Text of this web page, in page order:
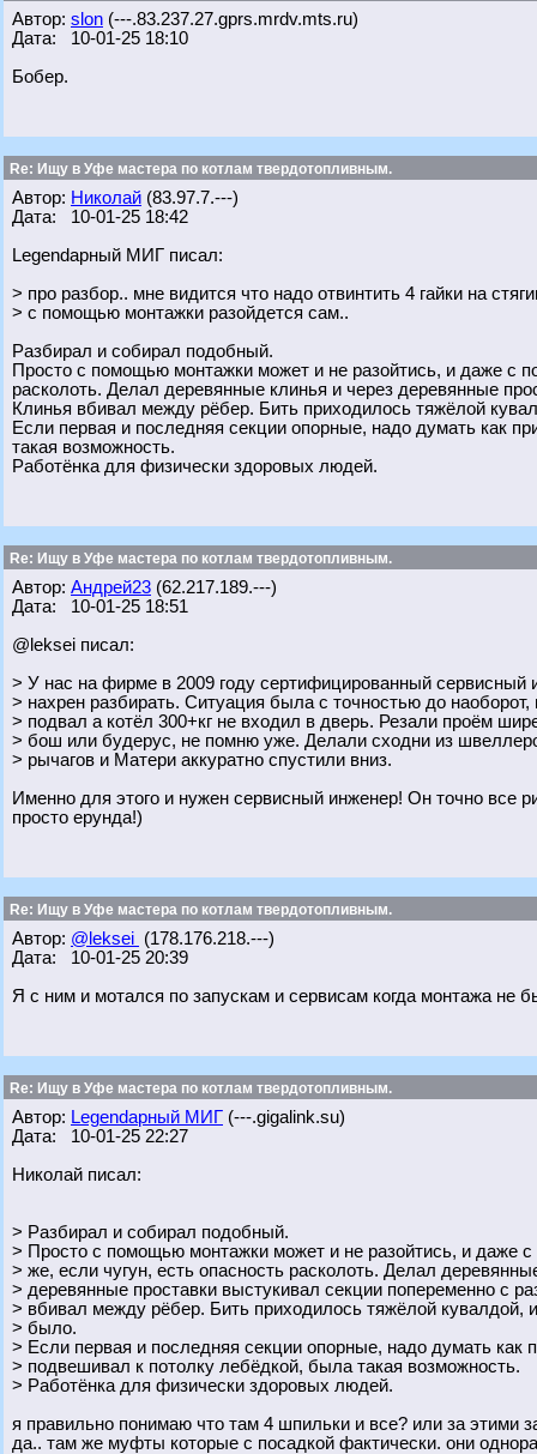
Автор: slon (---.83.237.27.gprs.mrdv.mts.ru)
Дата: 10-01-25 18:10
Бобер.
Re: Ищу в Уфе мастера по котлам твердотопливным.
Автор: Николай (83.97.7.---)
Дата: 10-01-25 18:42
Legendарный МИГ писал:
> про разбор.. мне видится что надо отвинтить 4 гайки на
> с помощью монтажки разойдется сам..
Разбирал и собирал подобный.
Просто с помощью монтажки может и не разойтись, и даже с
расколоть. Делал деревянные клинья и через деревянные
Клинья вбивал между рёбер. Бить приходилось тяжёлой
Если первая и последняя секции опорные, надо думать как
такая возможность.
Работёнка для физически здоровых людей.
Re: Ищу в Уфе мастера по котлам твердотопливным.
Автор: Андрей23 (62.217.189.---)
Дата: 10-01-25 18:51
@leksei писал:
> У нас на фирме в 2009 году сертифицированный сервисный
> нахрен разбирать. Ситуация была с точностью до
> подвал а котёл 300+кг не входил в дверь. Резали проём
> бош или будерус, не помню уже. Делали сходни из
> рычагов и Матери аккуратно спустили вниз.
Именно для этого и нужен сервисный инженер! Он точно все
просто ерунда!)
Re: Ищу в Уфе мастера по котлам твердотопливным.
Автор: @leksei (178.176.218.---)
Дата: 10-01-25 20:39
Я с ним и мотался по запускам и сервисам когда монтажа не
Re: Ищу в Уфе мастера по котлам твердотопливным.
Автор: Legendарный МИГ (---.gigalink.su)
Дата: 10-01-25 22:27
Николай писал:
> Разбирал и собирал подобный.
> Просто с помощью монтажки может и не разойтись, и даже
> же, если чугун, есть опасность расколоть. Делал
> деревянные проставки выстукивал секции попеременно с
> вбивал между рёбер. Бить приходилось тяжёлой кувалдой,
> было.
> Если первая и последняя секции опорные, надо думать как
> подвешивал к потолку лебёдкой, была такая возможность.
> Работёнка для физически здоровых людей.
я правильно понимаю что там 4 шпильки и все? или за этими
да.. там же муфты которые с посадкой фактически. они